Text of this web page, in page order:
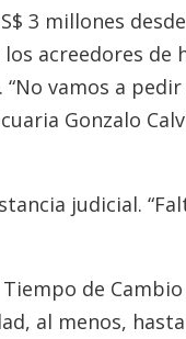
3 millones
acreedores
vamos a
Gonzalo
judicial.
de
al menos,